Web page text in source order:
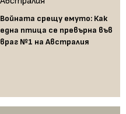
Войната срещу емуто: Как
една птица се превърна във
враг №1 на Австралия